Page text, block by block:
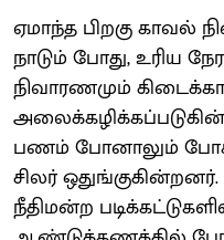
ஏமாந்த பிறகு
நாடும் போது, உரிய
நிவாரணமும்
பணம் போனாலும்
சிலர்
நீதிமன்ற